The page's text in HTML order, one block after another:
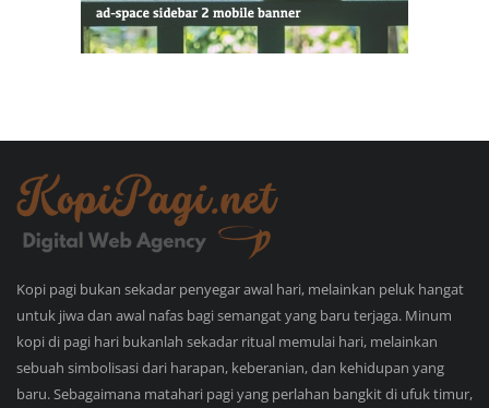
Kopi pagi bukan sekadar penyegar awal hari, melainkan peluk hangat
untuk jiwa dan awal nafas bagi semangat yang baru terjaga. Minum
kopi di pagi hari bukanlah sekadar ritual memulai hari, melainkan
sebuah simbolisasi dari harapan, keberanian, dan kehidupan yang
baru. Sebagaimana matahari pagi yang perlahan bangkit di ufuk timur,